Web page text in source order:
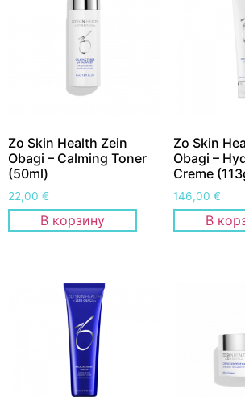
Zo Skin Health Zein
Obagi – Calming Toner
(50ml)
22,00 €
В корзину
Zo Skin
Obagi –
Creme
146,00€
В